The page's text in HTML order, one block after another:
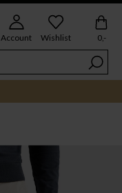
Account Wishlist 0,-